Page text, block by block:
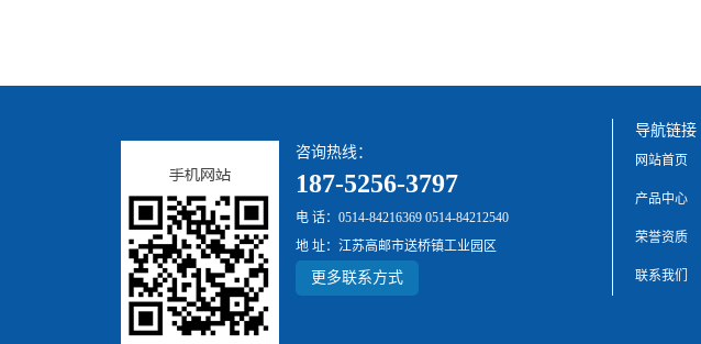
咨询热线：
187-5256-3797
电 话：0514-84216369 0514-84212540
地 址：江苏高邮市送桥镇工业园区
更多联系方式
导航链接
网站首页
产品中心
荣誉资质
联系我们